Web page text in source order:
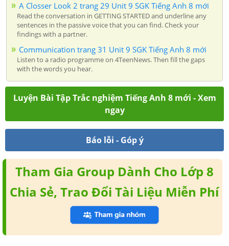
A Closser Look 2 trang 29 Unit 9 SGK Tiếng Anh 8 mới
Read the conversation in GETTING STARTED and underline any
sentences in the passive voice that you can find. Check your
findings with a partner.
Communication trang 31 Unit 9 SGK Tiếng Anh 8 mới
Listen to a radio programme on 4TeenNews. Then fill the gaps
with the words you hear.
Luyện Bài Tập Trắc nghiệm Tiếng Anh 8 mới - Xem
ngay
Báo lỗi - Góp ý
Tham Gia Group Dành Cho Lớp 8
Chia Sẻ, Trao Đổi Tài Liệu Miễn Phí